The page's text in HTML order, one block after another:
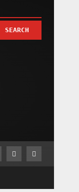
SEARCH
YoutubeInstagram